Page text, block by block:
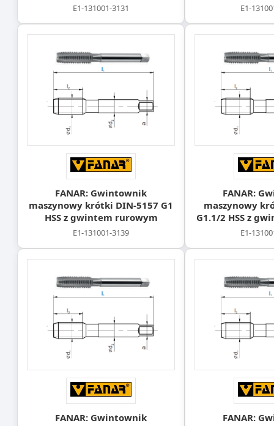
E1-131001-3131 E1-
FANAR: Gwintownik
maszynowy krótki DIN-5157 G1
HSS z gwintem rurowym
E1-131001-3139
FANAR:
maszynowy
G1.1/2 HSS z
E1-
FANAR: Gwintownik
FANAR: